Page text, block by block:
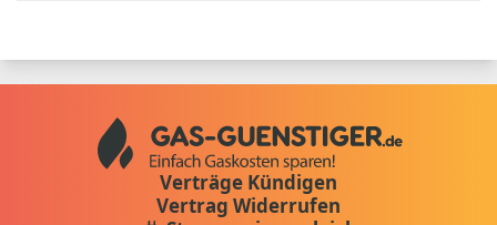
Verträge Kündigen
Vertrag Widerrufen